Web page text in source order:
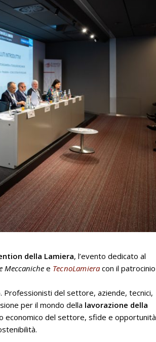
della Lamiera, l’evento dedicato al
Meccaniche e TecnoLamiera con il patrocinio
Professionisti del settore, aziende, tecnici,
per il mondo della lavorazione della
economico del settore, sfide e opportunità